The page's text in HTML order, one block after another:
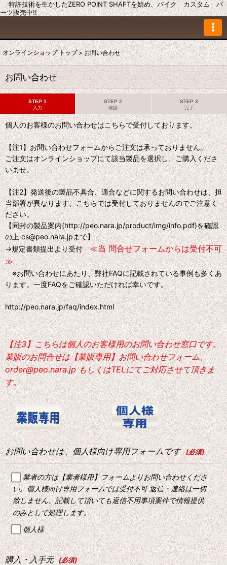
特許技術を生かしたZERO POINT SHAFTを始め、バイク カスタム パ
ーツ販売中!!
オンラインショップ トップ > お問い合わせ
お問い合わせ
STEP 1
入力
STEP 2
確認
STEP 3
完了
個人のお客様のお問い合わせはこちらで受付しております。
【注1】お問い合わせフォームからご注文は承っておりません。
ご注文はオンラインショップにて該当製品を選択し、ご購入くださ
いませ。
【注2】発送後の製品不具合、適合などに関するお問い合わせは、担
当部署が異なります。こちらでは受付しておりませんのでご注意く
ださい。
【同封の製品案内(http://peo.nara.jp/product/img/info.pdf)を確認
の上 cs@peo.nara.jpまで】
→規定書類提出より受付≪当 問合せフォームからは受付不可
≫
※お問い合わせにあたり、弊社FAQに記載されている事例も多くあ
ります。一度FAQをご確認いただければ幸いです。
http://peo.nara.jp/faq/index.html
【注3】こちらは個人のお客様用のお問い合わせ窓口です。
業販のお問合せは【業販専用】お問い合わせフォーム、
order@peo.nara.jp もしくはTELにてご対応させて頂きま
す。
お問い合わせは、個人様向け専用フォームです [必須]
業者の方は【業者様用】フォームよりお問い合わせくださ
い。個人様向け専用フォームでは受付不可 返信・連絡は一切
致しません。記載して頂いても返信不用事項案件で情報提供
のみとして処理します。
個人様
購入・入手元 [必須]